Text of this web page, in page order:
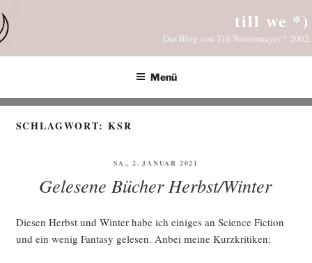
Inhalt
springen
till we *)
Das Blog von Till Westermayer * 2002
Menü
SCHLAGWORT:KSR
VERÖFFENTLICHT
SA., 2. JANUAR 2021
Gelesene Bücher Herbst/Winter
Die­sen Herbst und Win­ter habe ich eini­ges an Sci­ence Fic­tion
und ein wenig Fan­ta­sy gele­sen. Anbei mei­ne Kurzkritiken: